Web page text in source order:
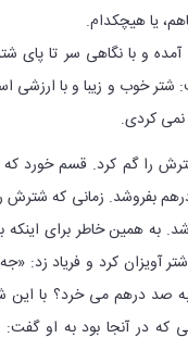
یا هیچکدام.
و با نگاهی سر تا پای شتر
خوب و زیبا و با ارزشی
نمی کردی.
را گم کرد. قسم خورد که
بفروشد. زمانی که شترش
به همین خاطر برای اینکه
آویزان کرد و فریاد زد:
صد درهم می خرد؟ با این
در آنجا بود به او گفت: